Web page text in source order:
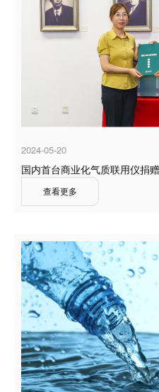
2024-05-20
国内首台商业化气质联用仪捐
查看更多